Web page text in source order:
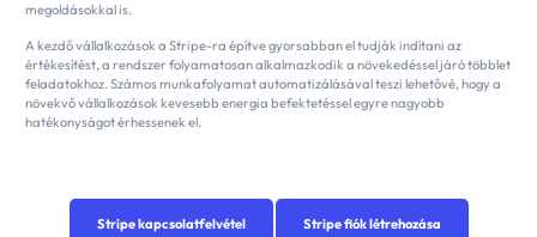
megoldásokkal is.
A kezdő vállalkozások a Stripe-ra építve gyorsabban el tudják indítani az
értékesítést, a rendszer folyamatosan alkalmazkodik a növekedéssel járó többlet
feladatokhoz. Számos munkafolyamat automatizálásával teszi lehetővé, hogy a
növekvő vállalkozások kevesebb energia befektetéssel egyre nagyobb
hatékonyságot érhessenek el.
Stripe kapcsolatfelvétel Stripe fiók létrehozása